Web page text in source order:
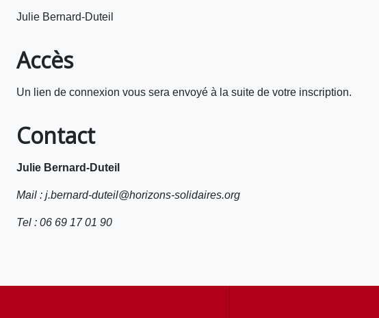
Julie Bernard-Duteil
Accès
Un lien de connexion vous sera envoyé à la suite de votre inscription.
Contact
Julie Bernard-Duteil
Mail : j.bernard-duteil@horizons-solidaires.org
Tel : 06 69 17 01 90